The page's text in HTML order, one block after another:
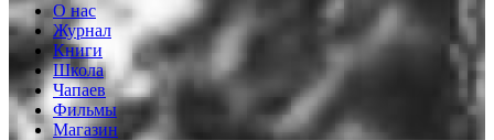
О нас
Журнал
Книги
Школа
Чапаев
Фильмы
Магазин